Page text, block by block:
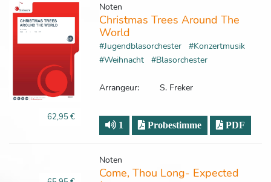
62,95 €
Noten
Christmas Trees Around The
World
#Jugendblasorchester
#Konzertmusik
#Weihnacht
#Blasorchester
Arrangeur: S. Freker
1 Probestimme PDF
Noten
Come, Thou Long- Expected